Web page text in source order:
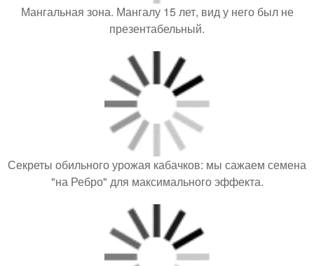
Мангальная зона. Мангалу 15 лет, вид у него был не
презентабельный.
Секреты обильного урожая кабачков: мы сажаем семена
"на Ребро" для максимального эффекта.